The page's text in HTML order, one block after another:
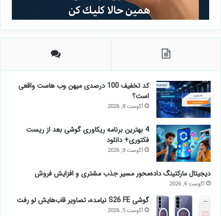
کد تخفیف 100 درصدی میهن وب هاست واقعی
است؟
آگوست 8, 2026
4 بهترین برنامه ریکاوری گوشی بعد از ریست
فکتوری+ دانلود
آگوست 8, 2026
دیجیتال مارکتینگ داده‌محور مسیر جذب مشتری و افزایش فروش
آگوست 6, 2026
گوشی S26 FE نیامده، تصاویر قاب‌هایش لو رفت
آگوست 5, 2026